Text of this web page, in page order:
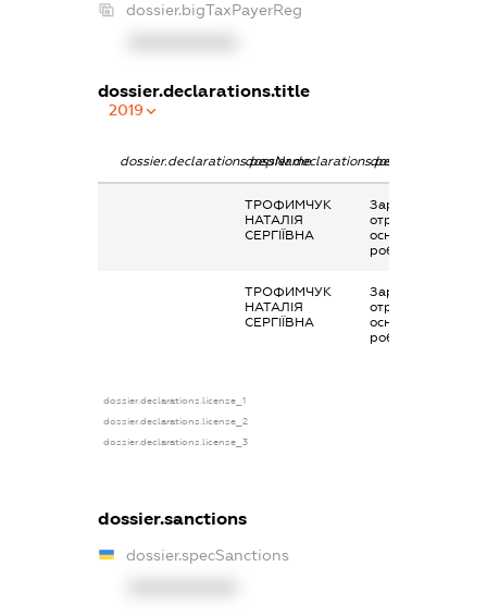
dossier.bigTaxPayerReg
dossier.declarations.title
2019
dossier.declarations.pepNamedossier.declarations.personName
ТРОФИМЧУК
НАТАЛІЯ
СЕРГІЇВНА
Заробітна плата
отримана за
основним місцем
роботи
ТРОФИМЧУК
НАТАЛІЯ
СЕРГІЇВНА
Заробітна плата
отримана за
основним місцем
роботи
dossier.declarations.license_1
dossier.declarations.license_2
dossier.declarations.license_3
dossier.sanctions
dossier.specSanctions